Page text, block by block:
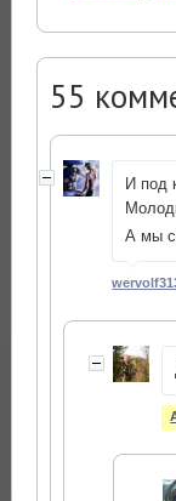
55
И под
А мы